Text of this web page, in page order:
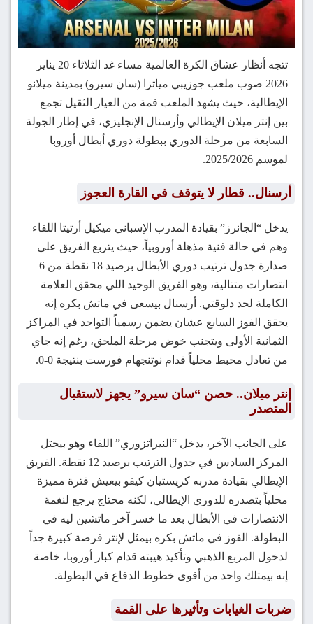
تتجه أنظار عشاق الكرة العالمية مساء غد الثلاثاء 20 يناير
2026 صوب ملعب جوزيبي مياتزا (سان سيرو) بمدينة ميلانو
الإيطالية، حيث يشهد الملعب قمة من العيار الثقيل تجمع
بين إنتر ميلان الإيطالي وأرسنال الإنجليزي، في إطار الجولة
السابعة من مرحلة الدوري ببطولة دوري أبطال أوروبا
لموسم 2025/2026.
أرسنال.. قطار لا يتوقف في القارة العجوز
يدخل “الجانرز” بقيادة المدرب الإسباني ميكيل أرتيتا اللقاء
وهم في حالة فنية مذهلة أوروبياً، حيث يتربع الفريق على
صدارة جدول ترتيب دوري الأبطال برصيد 18 نقطة من 6
انتصارات متتالية، وهو الفريق الوحيد اللي محقق العلامة
الكاملة لحد دلوقتي. أرسنال بيسعى في ماتش بكره إنه
يحقق الفوز السابع عشان يضمن رسمياً التواجد في المراكز
الثمانية الأولى ويتجنب خوض مرحلة الملحق، رغم إنه جاي
من تعادل محبط محلياً قدام نوتنجهام فورست بنتيجة 0-0.
إنتر ميلان.. حصن “سان سيرو” يجهز لاستقبال
المتصدر
على الجانب الآخر، يدخل “النيراتزوري” اللقاء وهو بيحتل
المركز السادس في جدول الترتيب برصيد 12 نقطة. الفريق
الإيطالي بقيادة مدربه كريستيان كيفو بيعيش فترة مميزة
محلياً بتصدره للدوري الإيطالي، لكنه محتاج يرجع لنغمة
الانتصارات في الأبطال بعد ما خسر آخر ماتشين ليه في
البطولة. الفوز في ماتش بكره بيمثل لإنتر فرصة كبيرة جداً
لدخول المربع الذهبي وتأكيد هيبته قدام كبار أوروبا، خاصة
إنه بيمتلك واحد من أقوى خطوط الدفاع في البطولة.
ضربات الغيابات وتأثيرها على القمة